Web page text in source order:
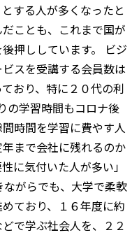
する人が多くなったと
ことも、これまで国が
押ししています。 ビジ
スを受講する会員数は
おり、特に２０代の利
の学習時間もコロナ後
時間を学習に費やす人
まで会社に残れるのか
に気付いた人が多い」
ながらでも、大学で柔軟
ており、１６年度に約
で学ぶ社会人を、２２